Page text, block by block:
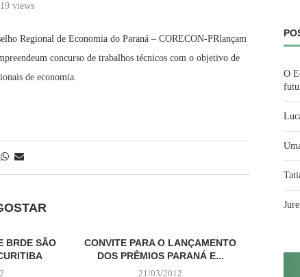
views
Regional de Economia do Paraná – CORECON-PRlançam
concurso de trabalhos técnicos com o objetivo de
de economia.
BRDE SÃO
CONVITE PARA O LANÇAMENTO
DOS PRÊMIOS PARANÁ E...
21/03/2012
O